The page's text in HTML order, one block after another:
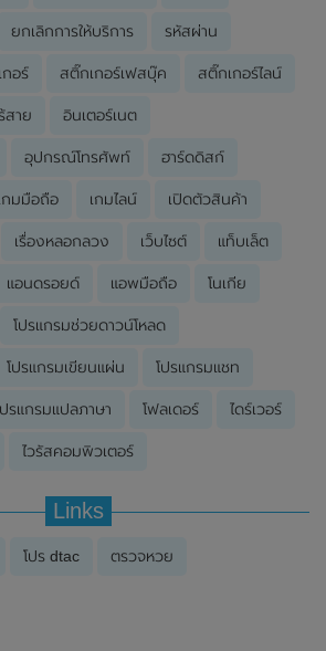
ยกเลิกการให้บริการ รหัสผ่าน
กอร์ สติ๊กเกอร์เฟสบุ๊ค สติ๊กเกอร์ไลน์
สาย อินเตอร์เนต
อุปกรณ์โทรศัพท์ ฮาร์ดดิสก์
กมมือถือ เกมไลน์ เปิดตัวสินค้า
เรื่องหลอกลวง เว็บไซต์ แท็บเล็ต
แอนดรอยด์ แอพมือถือ โนเกีย
โปรแกรมช่วยดาวน์โหลด
โปรแกรมเขียนแผ่น โปรแกรมแชท
ปรแกรมแปลภาษา โฟลเดอร์ ไดร์เวอร์
ไวรัสคอมพิวเตอร์
Links
โปร dtac ตรวจหวย